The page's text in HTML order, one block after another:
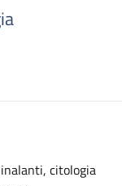
citologia